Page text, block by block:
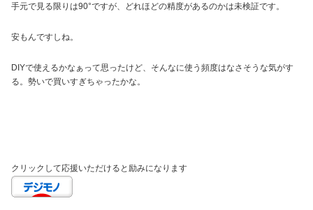
手元で見る限りは90°ですが、どれほどの精度があるのかは未検証です。
安もんですしね。
DIYで使えるかなぁって思ったけど、そんなに使う頻度はなさそうな気がす
る。勢いで買いすぎちゃったかな。
クリックして応援いただけると励みになります